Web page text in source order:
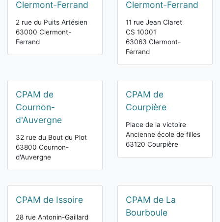
Clermont-Ferrand
2 rue du Puits Artésien
63000 Clermont-
Ferrand
Clermont-Ferrand
11 rue Jean Claret
CS 10001
63063 Clermont-
Ferrand
CPAM de
Cournon-
d'Auvergne
32 rue du Bout du Plot
63800 Cournon-
d'Auvergne
CPAM de
Courpière
Place de la victoire
Ancienne école de filles
63120 Courpière
CPAM de Issoire
28 rue Antonin-Gaillard
CPAM de La
Bourboule